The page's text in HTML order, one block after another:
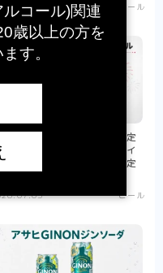
ビール
長岡花火をデザインした限定
！】『アサヒスーパードライ
岡花火ラベル』が新潟県限定
ビール
コール)関連
歳以上の方を
す。